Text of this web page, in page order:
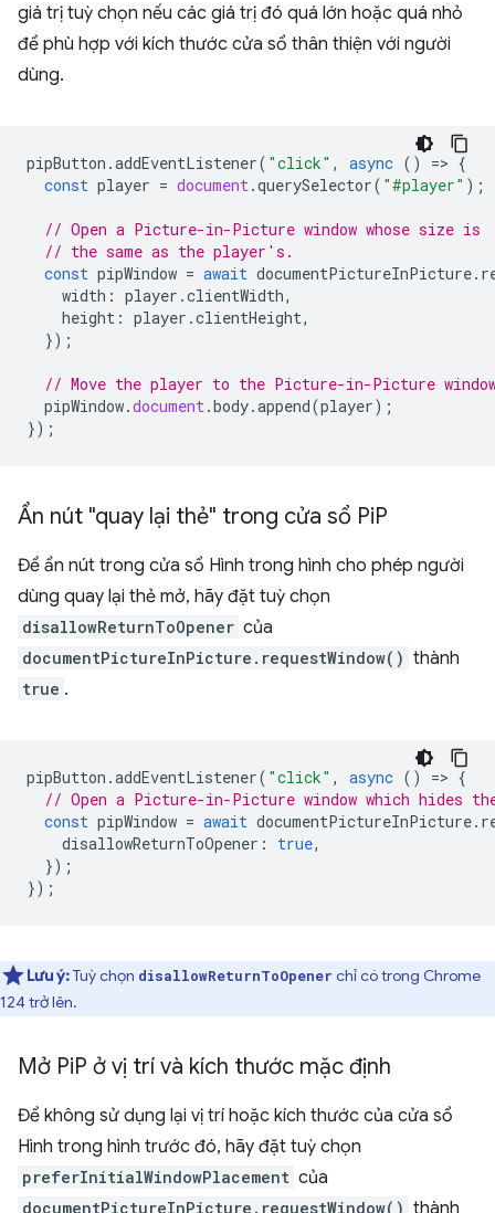
giá trị tuỳ chọn nếu các giá trị đó quá lớn hoặc quá nhỏ
để phù hợp với kích thước cửa sổ thân thiện với người
dùng.
pipButton .addEventListener( "click" , async () => {
const player = document .querySelector( "#player" );
// Open a Picture-in-Picture window whose size is
// the same as the player's.
const pipWindow = await documentPictureInPicture.
width : player .clientWidth,
height : player .clientHeight,
});
// Move the player to the Picture-in-Picture
pipWindow.document .body.append(player);
});
Ẩn nút "quay lại thẻ" trong cửa sổ PiP
Để ẩn nút trong cửa sổ Hình trong hình cho phép người
dùng quay lại thẻ mở, hãy đặt tuỳ chọn
disallowReturnToOpener của
documentPictureInPicture.requestWindow() thành
true .
pipButton .addEventListener( "click" , async () => {
// Open a Picture-in-Picture window which hides
const pipWindow = await documentPictureInPicture.
disallowReturnToOpener : true,
});
});
Lưu ý:Tuỳ chọn disallowReturnToOpener chỉ có trong Chrome
124 trở lên.
Mở PiP ở vị trí và kích thước mặc định
Để không sử dụng lại vị trí hoặc kích thước của cửa sổ
Hình trong hình trước đó, hãy đặt tuỳ chọn
preferInitialWindowPlacement của
documentPictureInPicture.requestWindow() thành